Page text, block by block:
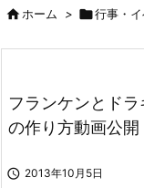
ホーム > 行事・イ
フランケンとド
の作り方動画公開
 2013年10月5日